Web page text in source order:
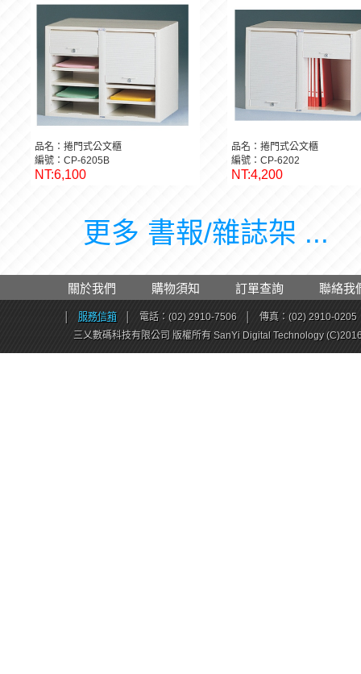
品名：捲門式公文櫃
編號：CP-6205B
NT:6,100
品名：捲門式公文櫃
編號：CP-6202
NT:4,200
更多 書報/雜誌架 ...
關於我們 購物須知 訂單查詢 聯絡我
服務信箱 電話：(02) 2910-7506
傳真：(02) 2910-0205
三乂數碼科技有限公司 版權所有 SanYi Digital Technology